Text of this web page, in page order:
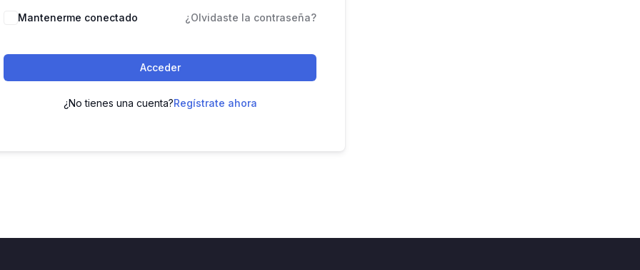
Mantenerme conectado ¿Olvidaste la contraseña?
Acceder
¿No tienes una cuenta?Regístrate ahora